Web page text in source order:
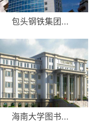
包头钢铁集团...
海南大学图书...